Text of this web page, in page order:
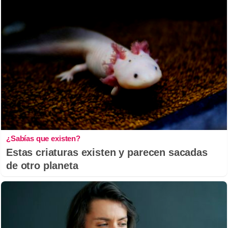
¿Sabías que existen?
Estas criaturas existen y parecen sacadas
de otro planeta